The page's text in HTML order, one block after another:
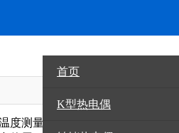
首页
K型热电偶
度测量传感器与温度变送器、调